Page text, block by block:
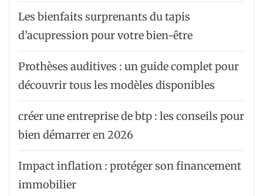
Les bienfaits surprenants du tapis
d’acupression pour votre bien-être
Prothèses auditives : un guide complet pour
découvrir tous les modèles disponibles
créer une entreprise de btp : les conseils pour
bien démarrer en 2026
Impact inflation : protéger son financement
immobilier